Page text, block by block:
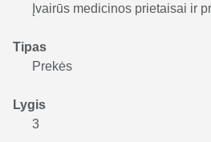
Įvairūs medicinos prietaisai ir
Tipas
Prekės
Lygis
3